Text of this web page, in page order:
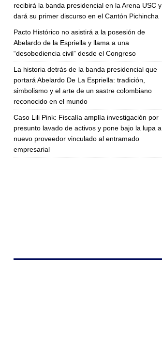
recibirá la banda presidencial en la Arena USC y
dará su primer discurso en el Cantón Pichincha
Pacto Histórico no asistirá a la posesión de
Abelardo de la Espriella y llama a una
“desobediencia civil” desde el Congreso
La historia detrás de la banda presidencial que
portará Abelardo De La Espriella: tradición,
simbolismo y el arte de un sastre colombiano
reconocido en el mundo
Caso Lili Pink: Fiscalía amplía investigación por
presunto lavado de activos y pone bajo la lupa a
nuevo proveedor vinculado al entramado
empresarial